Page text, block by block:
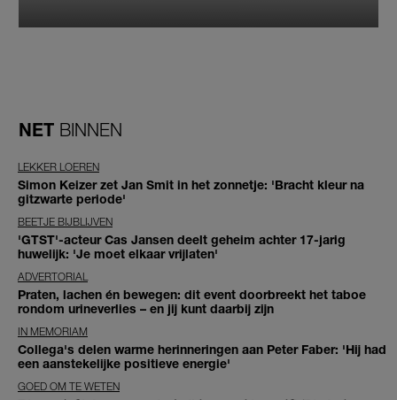
NET BINNEN
LEKKER LOEREN
Simon Keizer zet Jan Smit in het zonnetje: 'Bracht kleur na
gitzwarte periode'
BEETJE BIJBLIJVEN
'GTST'-acteur Cas Jansen deelt geheim achter 17-jarig
huwelijk: 'Je moet elkaar vrijlaten'
ADVERTORIAL
Praten, lachen én bewegen: dit event doorbreekt het taboe
rondom urineverlies – en jij kunt daarbij zijn
IN MEMORIAM
Collega's delen warme herinneringen aan Peter Faber: 'Hij had
een aanstekelijke positieve energie'
GOED OM TE WETEN